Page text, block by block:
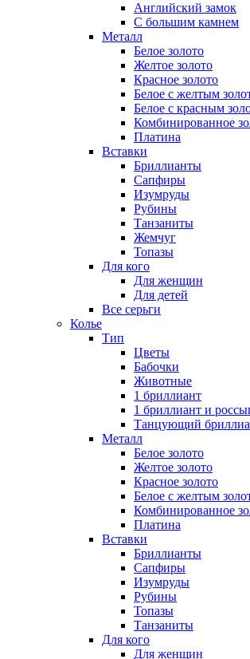
Английский замок
С большим камнем
Металл
Белое золото
Желтое золото
Красное золото
Белое с желтым
Белое с красным
Комбинированное
Платина
Вставки
Бриллианты
Сапфиры
Изумруды
Рубины
Танзаниты
Жемчуг
Топазы
Для кого
Для женщин
Для детей
Все серьги
Колье
Тип
Цветы
Бабочки
Животные
1 бриллиант
1 бриллиант и
Танцующий
Металл
Белое золото
Желтое золото
Красное золото
Белое с желтым
Комбинированное
Платина
Вставки
Бриллианты
Сапфиры
Изумруды
Рубины
Топазы
Танзаниты
Для кого
Для женщин